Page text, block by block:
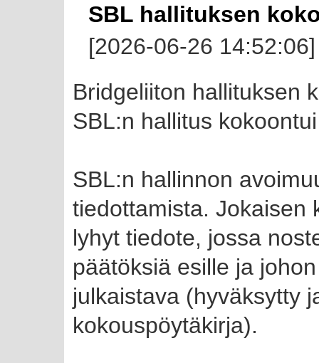
SBL hallituksen
[2026-06-26 14:52:06]
Bridgeliiton hallituksen
SBL:n hallitus
SBL:n hallinnon
tiedottamista. Jokaisen
lyhyt tiedote, jossa
päätöksiä esille ja
julkaistava (hyväksytty
kokouspöytäkirja).